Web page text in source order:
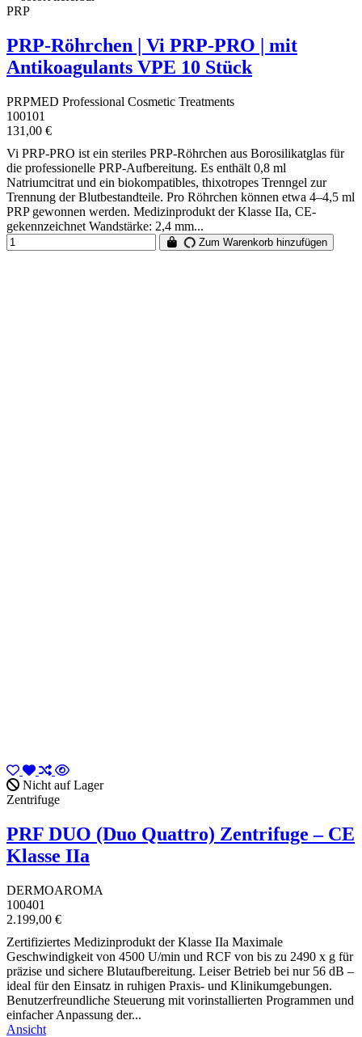
PRP
PRP-Röhrchen | Vi PRP-PRO | mit
Antikoagulants VPE 10 Stück
PRPMED Professional Cosmetic Treatments
100101
131,00 €
Vi PRP-PRO ist ein steriles PRP-Röhrchen aus Borosilikatglas für
die professionelle PRP-Aufbereitung. Es enthält 0,8 ml
Natriumcitrat und ein biokompatibles, thixotropes Trenngel zur
Trennung der Blutbestandteile. Pro Röhrchen können etwa 4–4,5 ml
PRP gewonnen werden. Medizinprodukt der Klasse IIa, CE-
gekennzeichnet Wandstärke: 2,4 mm...
Zum Warenkorb hinzufügen
Nicht auf Lager
Zentrifuge
PRF DUO (Duo Quattro) Zentrifuge – CE
Klasse IIa
DERMOAROMA
100401
2.199,00 €
Zertifiziertes Medizinprodukt der Klasse IIa Maximale
Geschwindigkeit von 4500 U/min und RCF von bis zu 2490 x g für
präzise und sichere Blutaufbereitung. Leiser Betrieb bei nur 56 dB –
ideal für den Einsatz in ruhigen Praxis- und Klinikumgebungen.
Benutzerfreundliche Steuerung mit vorinstallierten Programmen und
einfacher Anpassung der...
Ansicht